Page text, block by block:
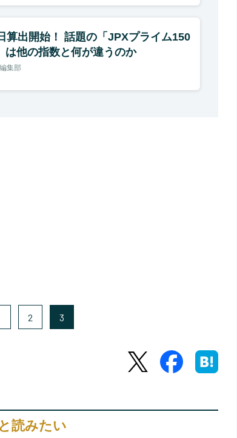
算出開始！ 話題の「JPXプライム150
は他の指数と何が違うのか
集部
2 3
読みたい